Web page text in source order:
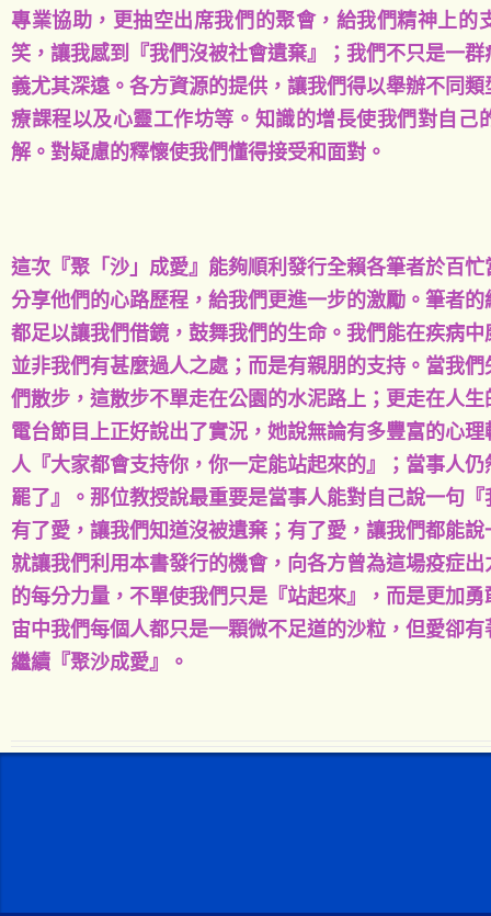
專業協助，更抽空出席我們的聚會，給我們精神上的
笑，讓我感到『我們沒被社會遺棄』；我們不只是一
義尤其深遠。各方資源的提供，讓我們得以舉辦不同
療課程以及心靈工作坊等。知識的增長使我們對自己
解。對疑慮的釋懷使我們懂得接受和面對。
這次『聚「沙」成愛』能夠順利發行全賴各筆者於百
分享他們的心路歷程，給我們更進一步的激勵。筆者
都足以讓我們借鏡，鼓舞我們的生命。我們能在疾病
並非我們有甚麼過人之處；而是有親朋的支持。當我
們散步，這散步不單走在公園的水泥路上；更走在人
電台節目上正好說出了實況，她說無論有多豐富的心
人『大家都會支持你，你一定能站起來的』；當事人
罷了』。那位教授說最重要是當事人能對自己說一句
有了愛，讓我們知道沒被遺棄；有了愛，讓我們都能
就讓我們利用本書發行的機會，向各方曾為這場疫症
的每分力量，不單使我們只是『站起來』，而是更加
宙中我們每個人都只是一顆微不足道的沙粒，但愛卻
繼續『聚沙成愛』。